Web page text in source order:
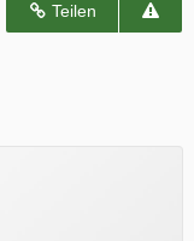
Teilen